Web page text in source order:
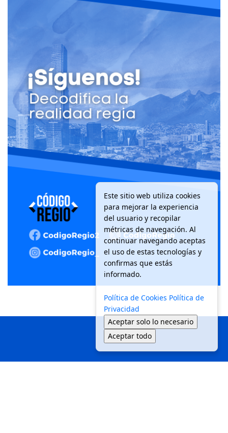
Este sitio web utiliza cookies
para mejorar la experiencia
del usuario y recopilar
métricas de navegación. Al
continuar navegando aceptas
el uso de estas tecnologías y
confirmas que estás
informado.
Política de Cookies Política de
Privacidad
Aceptar solo lo necesario
Aceptar todo